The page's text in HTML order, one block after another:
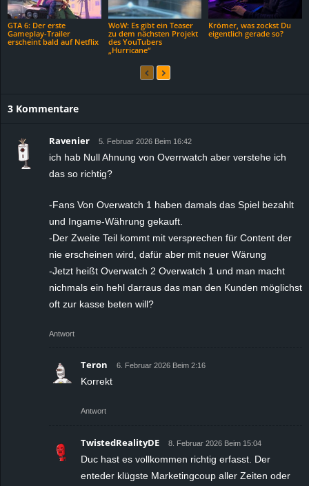
GTA 6: Der erste
Gameplay-Trailer
erscheint bald auf Netflix
WoW: Es gibt ein Teaser
zu dem nächsten Projekt
des YouTubers
„Hurricane“
Krömer, was zockst Du
eigentlich gerade so?
3 Kommentare
Ravenier 5. Februar 2026 Beim 16:42
ich hab Null Ahnung von Overrwatch aber verstehe ich
das so richtig?
-Fans Von Overwatch 1 haben damals das Spiel bezahlt
und Ingame-Währung gekauft.
-Der Zweite Teil kommt mit versprechen für Content der
nie erscheinen wird, dafür aber mit neuer Wärung
-Jetzt heißt Overwatch 2 Overwatch 1 und man macht
nichmals ein hehl darraus das man den Kunden möglichst
oft zur kasse beten will?
Antwort
Teron 6. Februar 2026 Beim 2:16
Korrekt
Antwort
TwistedRealityDE 8. Februar 2026 Beim 15:04
Duc hast es vollkommen richtig erfasst. Der
enteder klügste Marketingcoup aller Zeiten oder